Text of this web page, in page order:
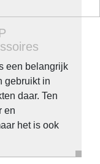
een belangrijk
gebruikt in
daar. Ten
en
het is ook